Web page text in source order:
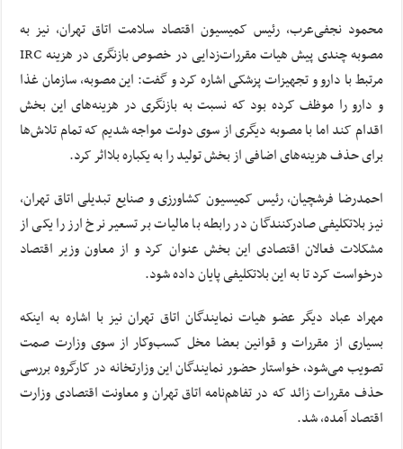
محمود نجفی‌عرب، رئیس کمیسیون اقتصاد سلامت اتاق تهران، نیز به
مصوبه چندی پیش هیات مقررات‌زدایی در خصوص بازنگری در هزینه IRC
مرتبط با دارو و تجهیزات پزشکی اشاره کرد و گفت: این مصوبه، سازمان غذا
و دارو را موظف کرده بود که نسبت به بازنگری در هزینه‌های این بخش
اقدام کند اما با مصوبه دیگری از سوی دولت مواجه شدیم که تمام تلاش‌ها
برای حذف هزینه‌های اضافی از بخش تولید را به یکباره بلااثر کرد.
احمدرضا فرشچیان، رئیس کمیسیون کشاورزی و صنایع تبدیلی اتاق تهران،
نیز بلاتکلیفی صادرکنندگان در رابطه با مالیات بر تسعیر نرخ ارز را یکی از
مشکلات فعالان اقتصادی این بخش عنوان کرد و از معاون وزیر اقتصاد
درخواست کرد تا به این بلاتکلیفی پایان داده شود.
مهراد عباد دیگر عضو هیات نمایندگان اتاق تهران نیز با اشاره به اینکه
بسیاری از مقررات و قوانین بعضا مخل کسب‌و‌کار از سوی وزارت صمت
تصویب می‌شود، خواستار حضور نمایندگان این وزارتخانه در کارگروه بررسی
حذف مقررات زائد که در تفاهم‌نامه اتاق تهران و معاونت اقتصادی وزارت
اقتصاد آمده، شد.